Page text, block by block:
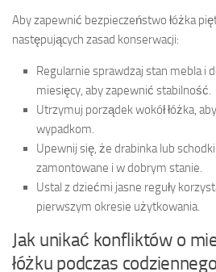
Aby zapewnić bezpieczeństwo łóżka
następujących zasad konserwacji:
Regularnie sprawdzaj stan mebla i
miesięcy, aby zapewnić stabilność.
Utrzymuj porządek wokół łóżka,
wypadkom.
Upewnij się, że drabinka lub
zamontowane i w dobrym stanie.
Ustal z dziećmi jasne reguły
pierwszym okresie użytkowania.
Jak unikać konfliktów o
łóżku podczas